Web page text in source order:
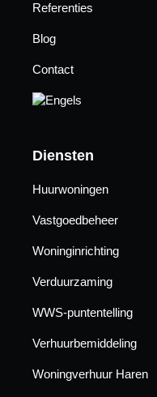
Referenties
Blog
Contact
Diensten
Huurwoningen
Vastgoedbeheer
Woninginrichting
Verduurzaming
WWS-puntentelling
Verhuurbemiddeling
Woningverhuur Haren